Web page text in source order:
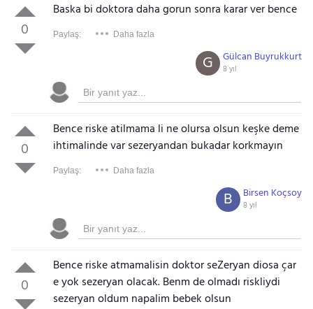
0
Baska bi doktora daha gorun sonra karar ver bence
Paylaş: Daha fazla
Gülcan Buyrukkurt
8 yıl
G
0
Bence riske atilmama li ne olursa olsun keşke deme
ihtimalinde var sezeryandan bukadar korkmayın
Paylaş: Daha fazla
Birsen Koçsoy
8 yıl
B
0
Bence riske atmamalisin doktor seZeryan diosa çar
e yok sezeryan olacak. Benm de olmadı riskliydi
sezeryan oldum napalim bebek olsun